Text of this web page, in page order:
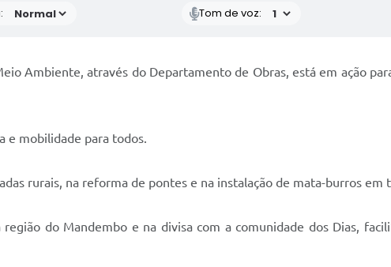
Tom de voz:
Ambiente, através do Departamento de Obras, está em ação
e mobilidade para todos.
rurais, na reforma de pontes e na instalação de mata-burros em
do Mandembo e na divisa com a comunidade dos Dias,